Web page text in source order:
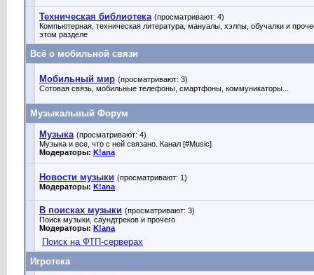
Техническая библиотека (просматривают: 4)
Компьютерная, техническая литература, мануалы, хэлпы, обучалки и
этом разделе
Всё о мобильной связи
Мобильный мир (просматривают: 3)
Сотовая связь, мобильные телефоны, смартфоны, коммуникаторы...
Музыкальный Форум
Музыка (просматривают: 4)
Музыка и все, что с ней связано. Канал [#Music]
Модераторы: K!ana
Новости музыки (просматривают: 1)
Модераторы: K!ana
В поисках музыки (просматривают: 3)
Поиск музыки, саундтреков и прочего
Модераторы: K!ana
Поиск на ФТП-серверах
Игротека